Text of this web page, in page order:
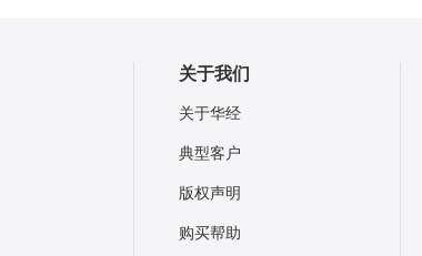
关于我们
关于华经
典型客户
版权声明
购买帮助